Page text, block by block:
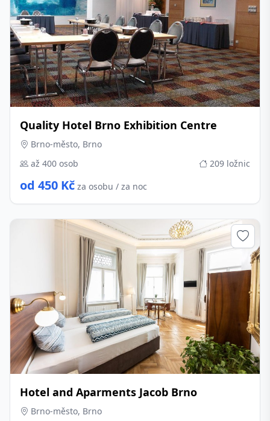
Quality Hotel Brno Exhibition Centre
Brno-město, Brno
až 400 osob
209 ložnic
od 450 Kč za osobu / za noc
Hotel and Aparments Jacob Brno
Brno-město, Brno